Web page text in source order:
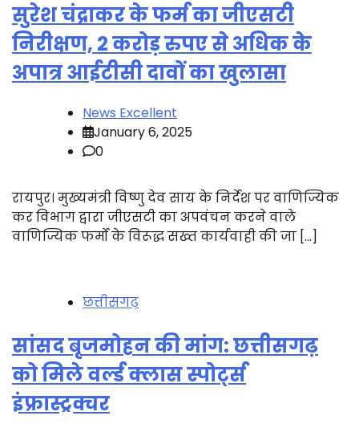
सुरेश चंद्राकर के फर्म का जीएसटी
निरीक्षण, 2 करोड़ रुपए से अधिक के
अपात्र आईटीसी दावों का खुलासा
News Excellent
January 6, 2025
0
रायपुर। मुख्यमंत्री विष्णु देव साय के निर्देश पर वाणिज्यिक
कर विभाग द्वारा जीएसटी का अपवंचन करने वाले
वाणिज्यिक फर्मों के विरूद्ध सख्त कार्यवाही की जा […]
छत्तीसगढ़
सांसद बृजमोहन की मांग: छत्तीसगढ़
को मिले वर्ल्ड क्लास स्पोर्ट्स
इंफ्रास्ट्रक्चर